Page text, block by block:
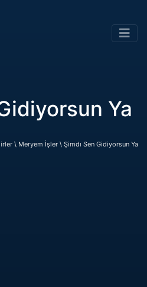
Ya
\ Meryem İşler \ Şimdı Sen Gidiyorsun Ya